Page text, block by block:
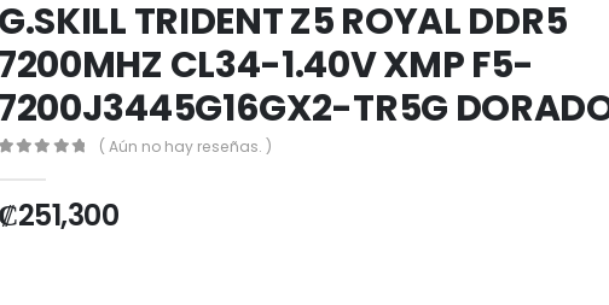
G.SKILL TRIDENT Z5 ROYAL DDR5
7200MHZ CL34-1.40V XMP F5-
7200J3445G16GX2-TR5G
( Aún no hay reseñas. )
₡251,300